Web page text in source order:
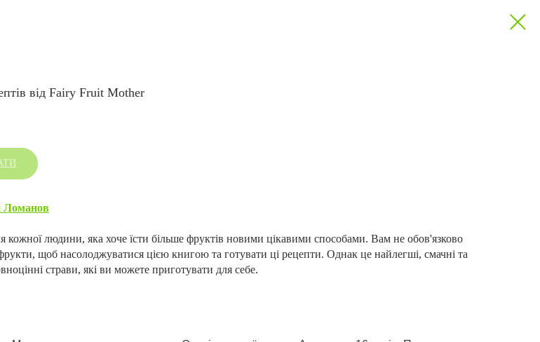
від Fairy Fruit Mother
Ломанов
кожної людини, яка хоче їсти більше фруктів новими цікавими способами. Вам не обов'язково
фрукти, щоб насолоджуватися цією книгою та готувати ці рецепти. Однак це найлегші, смачні та
страви, які ви можете приготувати для себе.